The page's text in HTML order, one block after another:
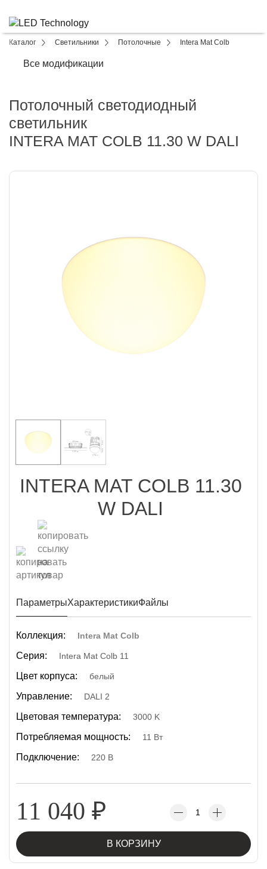
Каталог Светильники Потолочные Intera Mat Colb
Все модификации
Потолочный светодиодный
светильник
INTERA MAT COLB 11.30 W DALI
INTERA MAT COLB 11.30
W DALI
ПараметрыХарактеристикиФайлы
Коллекция: Intera Mat Colb
Серия: Intera Mat Colb 11
Цвет корпуса: белый
Управление: DALI 2
Цветовая температура: 3000 K
Потребляемая мощность: 11 Вт
Подключение: 220 В
11 040 ₽
В КОРЗИНУ